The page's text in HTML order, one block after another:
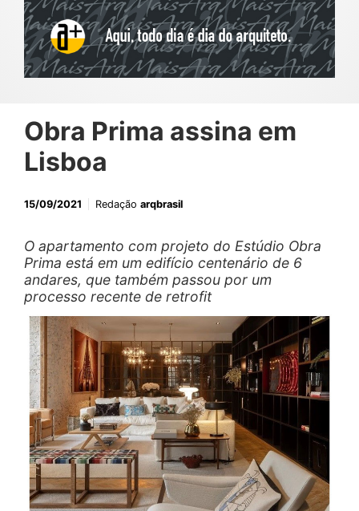
Obra Prima assina em
Lisboa
15/09/2021 Redação arqbrasil
O apartamento com projeto do Estúdio Obra
Prima está em um edifício centenário de 6
andares, que também passou por um
processo recente de retrofit